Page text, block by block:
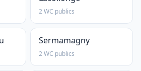
2 WC publics
Sermamagny
2 WC publics